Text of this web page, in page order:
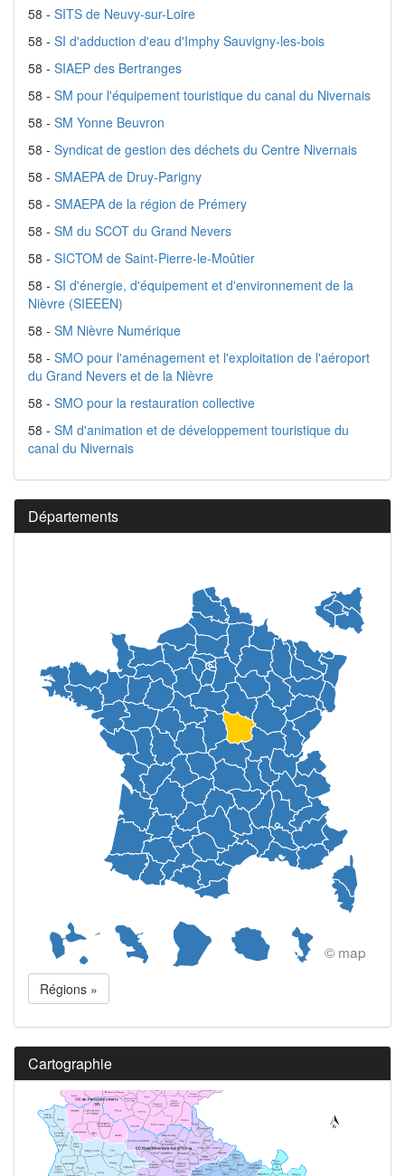
58 - SITS de Neuvy-sur-Loire
58 - SI d'adduction d'eau d'Imphy Sauvigny-les-bois
58 - SIAEP des Bertranges
58 - SM pour l'équipement touristique du canal du Nivernais
58 - SM Yonne Beuvron
58 - Syndicat de gestion des déchets du Centre Nivernais
58 - SMAEPA de Druy-Parigny
58 - SMAEPA de la région de Prémery
58 - SM du SCOT du Grand Nevers
58 - SICTOM de Saint-Pierre-le-Moûtier
58 - SI d'énergie, d'équipement et d'environnement de la
Nièvre (SIEEEN)
58 - SM Nièvre Numérique
58 - SMO pour l'aménagement et l'exploitation de l'aéroport
du Grand Nevers et de la Nièvre
58 - SMO pour la restauration collective
58 - SM d'animation et de développement touristique du
canal du Nivernais
Départements
© map
Régions »
Cartographie